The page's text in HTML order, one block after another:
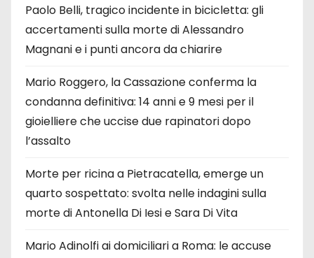
Paolo Belli, tragico incidente in bicicletta: gli
accertamenti sulla morte di Alessandro
Magnani e i punti ancora da chiarire
Mario Roggero, la Cassazione conferma la
condanna definitiva: 14 anni e 9 mesi per il
gioielliere che uccise due rapinatori dopo
l’assalto
Morte per ricina a Pietracatella, emerge un
quarto sospettato: svolta nelle indagini sulla
morte di Antonella Di Iesi e Sara Di Vita
Mario Adinolfi ai domiciliari a Roma: le accuse